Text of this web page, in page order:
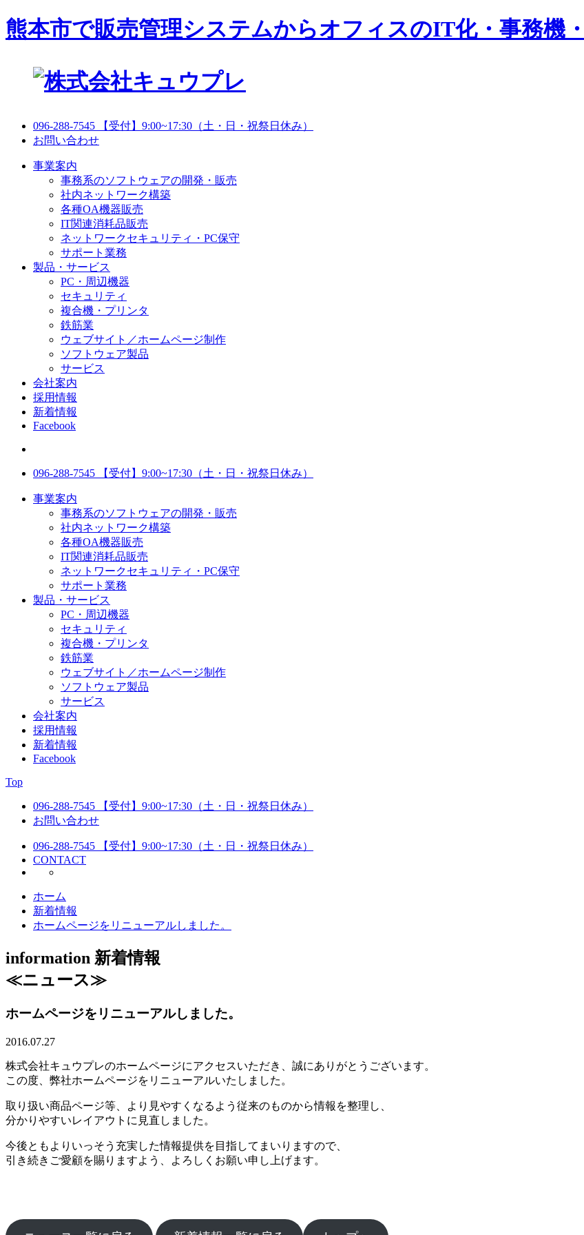
熊本市で販売管理システムからオフィスのIT化・事務機
096-288-7545
【受付】9:00~17:30（土・日・祝祭日休み）
お問い合わせ
事業案内
事務系のソフトウェアの開発・販売
社内ネットワーク構築
各種OA機器販売
IT関連消耗品販売
ネットワークセキュリティ・PC保守
サポート業務
製品・サービス
PC・周辺機器
セキュリティ
複合機・プリンタ
鉄筋業
ウェブサイト／ホームページ制作
ソフトウェア製品
サービス
会社案内
採用情報
新着情報
Facebook
096-288-7545 【受付】9:00~17:30（土・日・祝祭日休み）
事業案内
事務系のソフトウェアの開発・販売
社内ネットワーク構築
各種OA機器販売
IT関連消耗品販売
ネットワークセキュリティ・PC保守
サポート業務
製品・サービス
PC・周辺機器
セキュリティ
複合機・プリンタ
鉄筋業
ウェブサイト／ホームページ制作
ソフトウェア製品
サービス
会社案内
採用情報
新着情報
Facebook
Top
096-288-7545
【受付】9:00~17:30（土・日・祝祭日休み）
お問い合わせ
096-288-7545
【受付】9:00~17:30（土・日・祝祭日休み）
CONTACT
ホーム
新着情報
ホームページをリニューアルしました。
information 新着情報
≪ニュース≫
ホームページをリニューアルしました。
2016.07.27
株式会社キュウプレのホームページにアクセスいただき、誠にありがとうございます。
この度、弊社ホームページをリニューアルいたしました。
取り扱い商品ページ等、より見やすくなるよう従来のものから情報を整理し、
分かりやすいレイアウトに見直しました。
今後ともよりいっそう充実した情報提供を目指してまいりますので、
引き続きご愛顧を賜りますよう、よろしくお願い申し上げます。